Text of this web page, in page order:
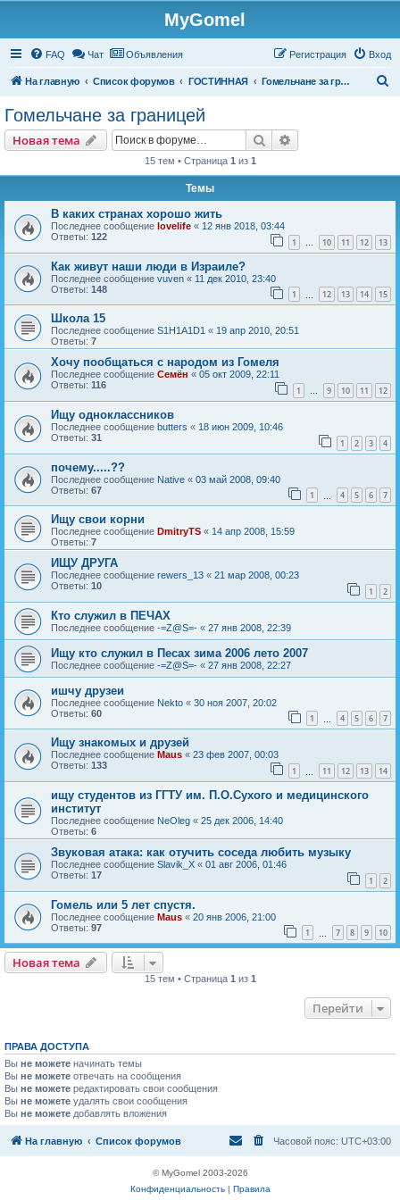
MyGomel
FAQ Чат Объявления Вход
Регистрация
На главную Список форумов ГОСТИННАЯ Гомельчане за границей
Гомельчане за границей
Новая тема
Новаятема Поиск
15 тем • Страница 1 из 1
Темы
В каких странах хорошо жить
Последнее сообщение lovelife « 12 янв 2018, 03:44
Ответы: 122 1 … 10 11 12 13
Как живут наши люди в Израиле?
Последнее сообщение vuven « 11 дек 2010, 23:40
Ответы: 148 1 12 13 14 15
Школа 15
Последнее сообщение S1H1A1D1 « 19 апр 2010, 20:51
Ответы: 7
Хочу пообщаться с народом из Гомеля
Последнее сообщение Семён « 05 окт 2009, 22:11
Ответы: 116 1 … 9 10 11 12
Ищу одноклассников
Последнее сообщение butters « 18 июн 2009, 10:46
Ответы: 31 1 2 3 4
почему.....??
Последнее сообщение Native « 03 май 2008, 09:40
Ответы: 67 1 4 5 6 7
Ищу свои корни
Последнее сообщение DmitryTS « 14 апр 2008, 15:59
Ответы: 7
ИЩУ ДРУГА
Последнее сообщение rewers_13 « 21 мар 2008, 00:23
Ответы: 10 1 2
Кто служил в ПЕЧАХ
Последнее сообщение -=Z@S=- « 27 янв 2008, 22:39
Ищу кто служил в Песах зима 2006 лето 2007
Последнее сообщение -=Z@S=- « 27 янв 2008, 22:27
ишчу друзеи
Последнее сообщение Nekto « 30 ноя 2007, 20:02
Ответы: 60 1 4 5 6 7
Ищу знакомых и друзей
Последнее сообщение Maus « 23 фев 2007, 00:03
Ответы: 133 1 11 12 13 14
ищу студентов из ГГТУ им. П.О.Сухого и медицинского
институт
Последнее сообщение NeOleg « 25 дек 2006, 14:40
Ответы: 6
Звуковая атака: как отучить соседа любить музыку
Последнее сообщение Slavik_X « 01 авг 2006, 01:46
Ответы: 17 1 2
Гомель или 5 лет спустя.
Последнее сообщение Maus « 20 янв 2006, 21:00
Ответы: 97 1 7 8 9 10
Новая тема
Новаятема
15 тем • Страница 1из 1
Перейти
ПРАВА ДОСТУПА
Вы не можете начинать темы
Вы не можете отвечать на сообщения
Вы не можете редактировать свои сообщения
Вы не можете удалять свои сообщения
Вы не можете добавлять вложения
На главную Список форумов Часовой пояс: UTC+03:00
© MyGomel 2003-2026
Конфиденциальность| Правила